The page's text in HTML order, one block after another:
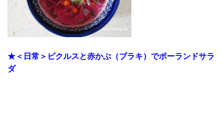
★＜日常＞ピクルスと赤かぶ（ブラキ）でポーランドサラ
ダ